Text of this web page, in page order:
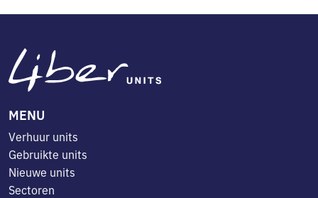
MENU
Verhuur units
Gebruikte units
Nieuwe units
Sectoren